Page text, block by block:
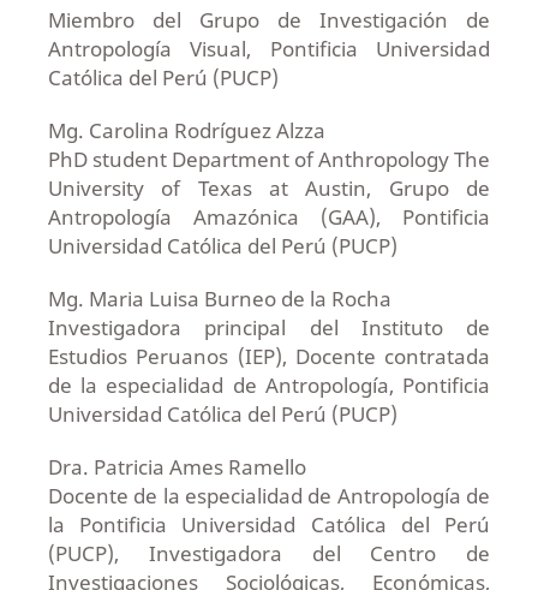
Miembro del Grupo de Investigación de
Antropología Visual, Pontificia Universidad
Católica del Perú (PUCP)
Mg. Carolina Rodríguez Alzza
PhD student Department of Anthropology The
University of Texas at Austin, Grupo de
Antropología Amazónica (GAA), Pontificia
Universidad Católica del Perú (PUCP)
Mg. Maria Luisa Burneo de la Rocha
Investigadora principal del Instituto de
Estudios Peruanos (IEP), Docente contratada
de la especialidad de Antropología, Pontificia
Universidad Católica del Perú (PUCP)
Dra. Patricia Ames Ramello
Docente de la especialidad de Antropología de
la Pontificia Universidad Católica del Perú
(PUCP), Investigadora del Centro de
Investigaciones Sociológicas, Económicas,